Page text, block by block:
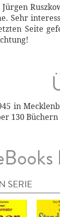
Sehr
Seite
in
130 Büchern
SERIE